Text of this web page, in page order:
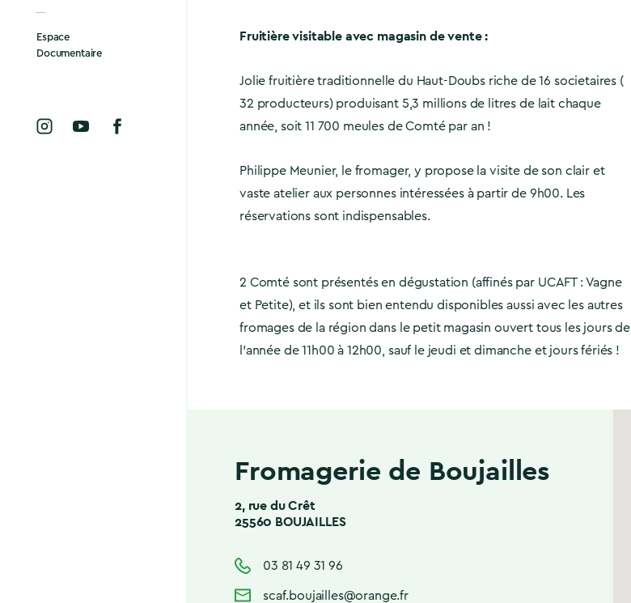
Espace
Documentaire
Fruitière visitable avec magasin de vente :
Jolie fruitière traditionnelle du Haut-Doubs riche de 16 societaires (
32 producteurs) produisant 5,3 millions de litres de lait chaque
année, soit 11 700 meules de Comté par an !
Philippe Meunier, le fromager, y propose la visite de son clair et
vaste atelier aux personnes intéressées à partir de 9h00. Les
réservations sont indispensables.
2 Comté sont présentés en dégustation (affinés par UCAFT : Vagne
et Petite), et ils sont bien entendu disponibles aussi avec les autres
fromages de la région dans le petit magasin ouvert tous les jours de
l’année de 11h00 à 12h00, sauf le jeudi et dimanche et jours fériés !
Fromagerie de Boujailles
2, rue du Crêt
25560 BOUJAILLES
03 81 49 31 96
scaf.boujailles@orange.fr